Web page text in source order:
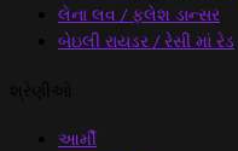
લેના લવ / ફ્લેશ ડાન્સર
બેઇલી રાયડર / રેસી માં રેડ
આર્મી